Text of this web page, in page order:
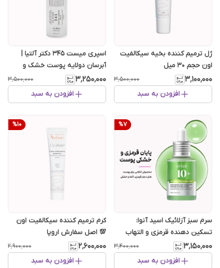
ژل ترمیم کننده بخیه سیکالفیت
اون حجم 30 میل
۳٬۱۰۰٬۰۰۰ ۳٬۵۰۰٬۰۰۰
افزودن به سبد
اسپری میست ۳۴۵ دکتر آلتیا |
آبرسان دولایه پوست خشک و
حساس حجم 100 میل
۳٬۲۵۰٬۰۰۰ ۳٬۵۰۰٬۰۰۰
افزودن به سبد
%7
​سرم سبز آزلائیک اسید آنوا:
تسکین دهنده قرمزی و التهاب
۳٬۱۵۰٬۰۰۰ ۳٬۴۰۰٬۰۰۰
افزودن به سبد
%10
کرم ترمیم کننده سیکالفیت اون
💯 اصل سفارش اروپا
۲٬۶۰۰٬۰۰۰ ۲٬۹۰۰٬۰۰۰
افزودن به سبد